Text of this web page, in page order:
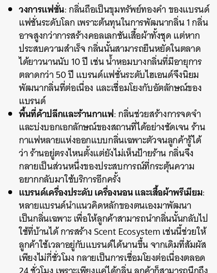
วงการแฟชั่น: กลิ่นถือเป็นขุมทรัพย์ทองคำ ของแบรนด์
แฟชั่นระดับโลก เพราะต้นทุนในการพัฒนากลิ่น 1 กลิ่น
อาจสูงกว่าการสร้างคอลเลกชันเสื้อผ้าทั้งชุด แต่หาก
ประสบความสำเร็จ กลิ่นนั้นสามารถยืนหยัดในตลาด
ได้ยาวนานนับ 10 ปี เช่น น้ำหอมบางกลิ่นที่มีอายุการ
ตลาดกว่า 50 ปี แบรนด์แฟชั่นระดับไฮเอนด์จึงนิยม
พัฒนากลิ่นที่ต่อเนื่อง และเชื่อมโยงกับอัตลักษณ์ของ
แบรนด์
พื้นที่ค้าปลีกและร้านกาแฟ: กลิ่นช่วยสร้างการจดจำ
และบ่งบอกเอกลักษณ์ของสถานที่ได้อย่างชัดเจน ร้าน
กาแฟหลายแห่งออกแบบกลิ่นเฉพาะตัวจนลูกค้ารู้ได้
ว่า ร้านอยู่ตรงไหนตั้งแต่ยังไม่เห็นป้ายร้าน กลิ่นจึง
กลายเป็นส่วนหนึ่งของประสบการณ์ที่กระตุ้นความ
อยากกลับมาใช้บริการอีกครั้ง
แบรนด์เครื่องประดับ เครื่องนอน และเสื้อผ้าพรีเมียม:
หลายแบรนด์นำแนวคิดหลักของตนเองมาพัฒนา
เป็นกลิ่นเฉพาะ เพื่อให้ลูกค้าสามารถนำกลิ่นนั้นกลับไป
ใช้ที่บ้านได้ การสร้าง Scent Ecosystem เช่นนี้ช่วยให้
ลูกค้าใช้เวลาอยู่กับแบรนด์ได้นานขึ้น จากเดิมที่สัมผัส
เพียงไม่กี่ชั่วโมง กลายเป็นการเชื่อมโยงต่อเนื่องตลอด
ค้นหา
SHARE LINE EMAIL